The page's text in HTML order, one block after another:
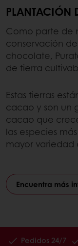
PLANTACIÓN
Como parte de
conservación
chocolate,
de tierra
Estas tierras
cacao y son un
cacao que
las especies
mayor
Encuentra más
Pedidos 24/7